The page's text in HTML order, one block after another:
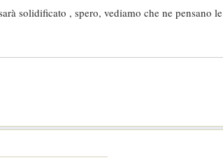
solidificato , spero, vediamo che ne pensano le